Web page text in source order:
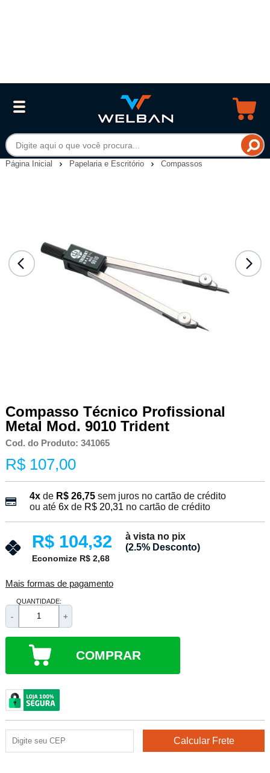
Página Inicial Papelaria e Escritório Compassos
Compasso Técnico Profissional
Metal Mod. 9010 Trident
Cod. do Produto: 341065
R$ 107,00
4xde R$ 26,75 sem juros no cartão de crédito
ou até 6xde R$ 20,31 no cartão de crédito
R$ 104,32
à vista no pix
(2.5% Desconto)
Economize R$ 2,68
Mais formas de pagamento
QUANTIDADE:
- +
COMPRAR